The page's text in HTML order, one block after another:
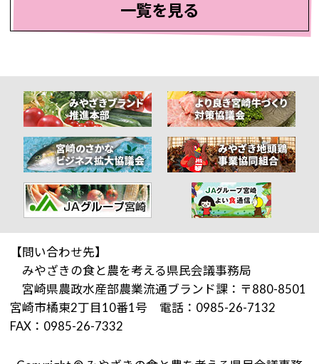
一覧を見る
【問い合わせ先】
みやざきの食と農を考える県民会議事務局
宮崎県農政水産部農業流通ブランド課：〒880-8501
宮崎市橘東2丁目10番1号 電話：0985-26-7132
FAX：0985-26-7332